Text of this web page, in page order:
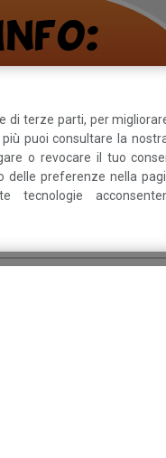
B Festival
di terze parti, per
puoi consultare la
o revocare il tuo
delle preferenze nella
tecnologie